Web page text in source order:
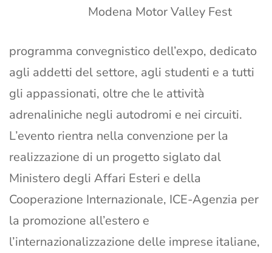
Modena Motor Valley Fest
programma convegnistico dell’expo, dedicato
agli addetti del settore, agli studenti e a tutti
gli appassionati, oltre che le attività
adrenaliniche negli autodromi e nei circuiti.
L’evento rientra nella convenzione per la
realizzazione di un progetto siglato dal
Ministero degli Affari Esteri e della
Cooperazione Internazionale, ICE-Agenzia per
la promozione all’estero e
l’internazionalizzazione delle imprese italiane,